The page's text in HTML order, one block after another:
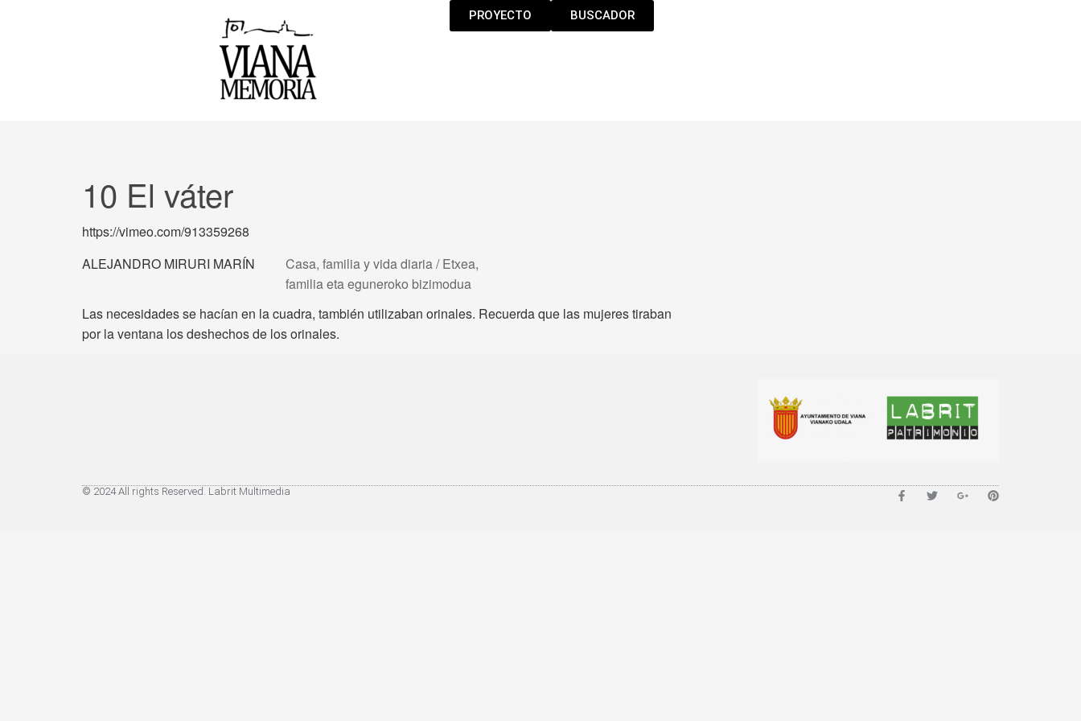
PROYECTO BUSCADOR
10 El váter
https://vimeo.com/913359268
ALEJANDRO MIRURI MARÍN
Casa, familia y vida diaria / Etxea,
familia eta eguneroko bizimodua
Las necesidades se hacían en la cuadra, también utilizaban orinales. Recuerda que las mujeres tiraban
por la ventana los deshechos de los orinales.
© 2024 All rights Reserved. Labrit Multimedia